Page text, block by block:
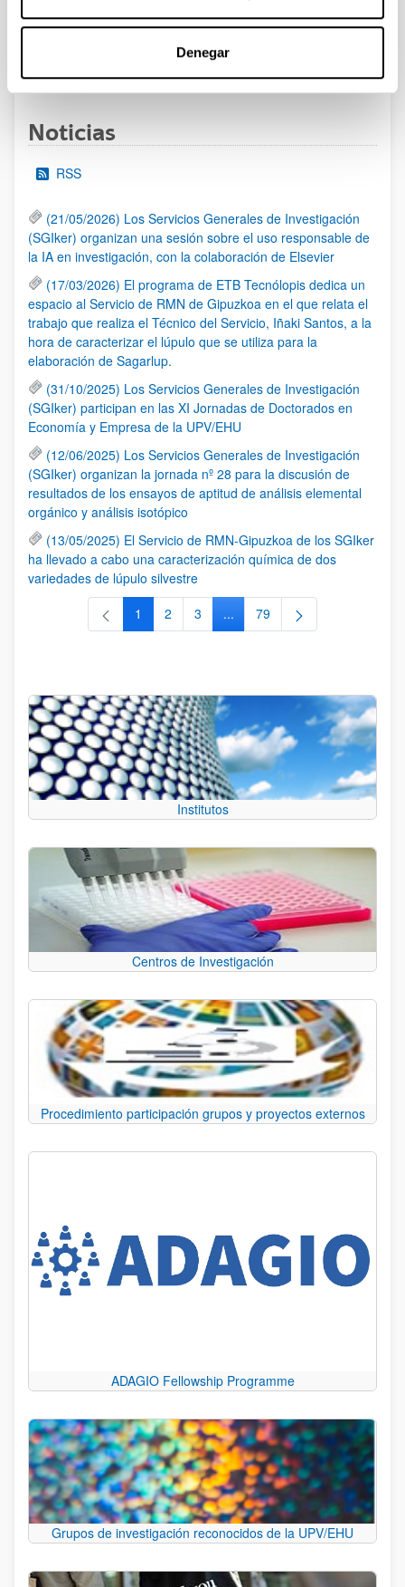
Denegar
Páginas intermedias Use
Noticias
RSS
(21/05/2026) Los Servicios Generales de Investigación
(SGIker) organizan una sesión sobre el uso responsable de
la IA en investigación, con la colaboración de Elsevier
(17/03/2026) El programa de ETB Tecnólopis dedica un
espacio al Servicio de RMN de Gipuzkoa en el que relata el
trabajo que realiza el Técnico del Servicio, Iñaki Santos, a la
hora de caracterizar el lúpulo que se utiliza para la
elaboración de Sagarlup.
(31/10/2025) Los Servicios Generales de Investigación
(SGIker) participan en las XI Jornadas de Doctorados en
Economía y Empresa de la UPV/EHU
(12/06/2025) Los Servicios Generales de Investigación
(SGIker) organizan la jornada nº 28 para la discusión de
resultados de los ensayos de aptitud de análisis elemental
orgánico y análisis isotópico
(13/05/2025) El Servicio de RMN-Gipuzkoa de los SGIker
ha llevado a cabo una caracterización química de dos
variedades de lúpulo silvestre
Página
1 Página
2 Página
3 ...Páginas intermedias Use TAB
Página
79
Institutos
Centros de Investigación
Procedimiento participación grupos y proyectos externos
ADAGIO Fellowship Programme
Grupos de investigación reconocidos de la UPV/EHU